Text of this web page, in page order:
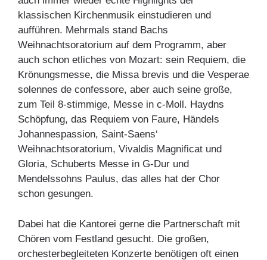
klassischen Kirchenmusik einstudieren und
aufführen. Mehrmals stand Bachs
Weihnachtsoratorium auf dem Programm, aber
auch schon etliches von Mozart: sein Requiem, die
Krönungsmesse, die Missa brevis und die Vesperae
solennes de confessore, aber auch seine große,
zum Teil 8-stimmige, Messe in c-Moll. Haydns
Schöpfung, das Requiem von Faure, Händels
Johannespassion, Saint-Saens‘
Weihnachtsoratorium, Vivaldis Magnificat und
Gloria, Schuberts Messe in G-Dur und
Mendelssohns Paulus, das alles hat der Chor
schon gesungen.
Dabei hat die Kantorei gerne die Partnerschaft mit
Chören vom Festland gesucht. Die großen,
orchesterbegleiteten Konzerte benötigen oft einen